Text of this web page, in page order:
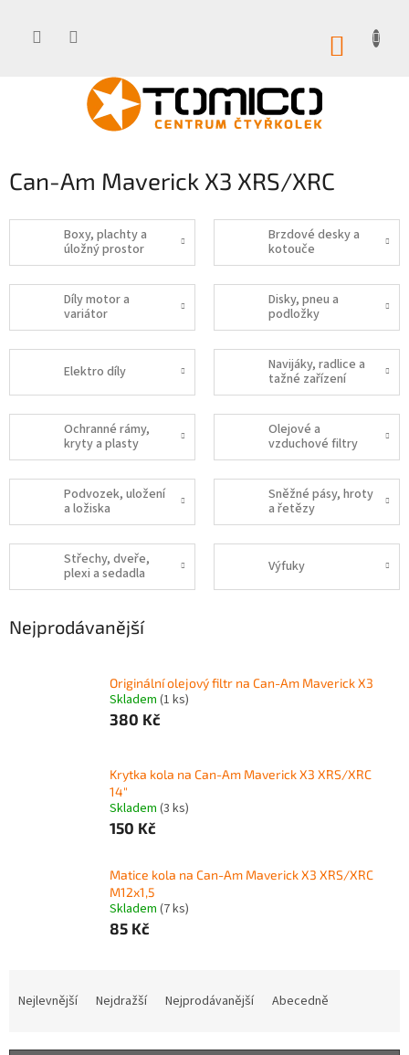
Can-Am Maverick X3 XRS/XRC
Boxy, plachty a
úložný prostor
Brzdové desky a
kotouče
Díly motor a
variátor
Disky, pneu a
podložky
Elektro díly
Navijáky, radlice a
tažné zařízení
Ochranné rámy,
kryty a plasty
Olejové a
vzduchové filtry
Podvozek, uložení
a ložiska
Sněžné pásy, hroty
a řetězy
Střechy, dveře,
plexi a sedadla
Výfuky
Nejprodávanější
Originální olejový filtr na Can-Am Maverick X3
Skladem (1 ks)
380 Kč
Krytka kola na Can-Am Maverick X3 XRS/XRC
14"
Skladem (3 ks)
150 Kč
Matice kola na Can-Am Maverick X3 XRS/XRC
M12x1,5
Skladem (7 ks)
85 Kč
Nejlevnější Nejdražší Nejprodávanější Abecedně